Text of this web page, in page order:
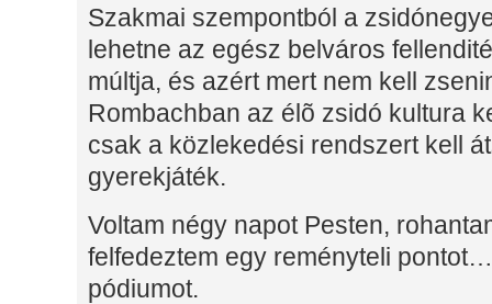
Szakmai szempontból a
lehetne az egész belváros
múltja, és azért mert nem kell
Rombachban az élõ zsidó kultura
csak a közlekedési rendszert kell
gyerekjáték.
Voltam négy napot Pesten,
felfedeztem egy reményteli
pódiumot.